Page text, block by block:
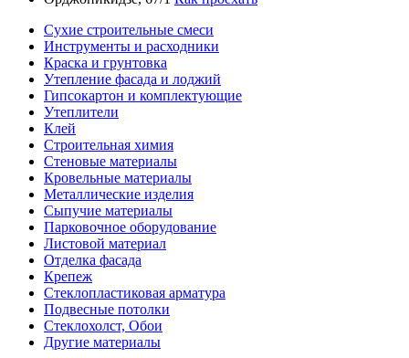
Сухие строительные смеси
Инструменты и расходники
Краска и грунтовка
Утепление фасада и лоджий
Гипсокартон и комплектующие
Утеплители
Клей
Строительная химия
Стеновые материалы
Кровельные материалы
Металлические изделия
Сыпучие материалы
Парковочное оборудование
Листовой материал
Отделка фасада
Крепеж
Стеклопластиковая арматура
Подвесные потолки
Стеклохолст, Обои
Другие материалы